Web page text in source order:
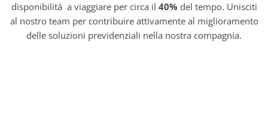
disponibilitá a viaggiare per circa il 40% del tempo. Unisciti
al nostro team per contribuire attivamente al miglioramento
delle soluzioni previdenziali nella nostra compagnia.